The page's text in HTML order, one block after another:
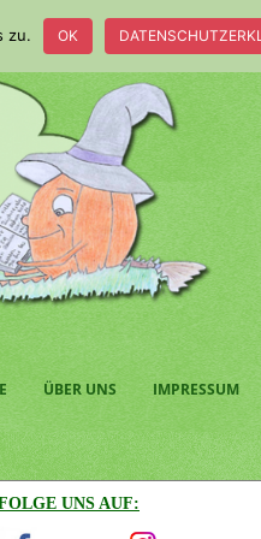
ÜBER UNS IMPRESSUM
UNS AUF:
zu. OK